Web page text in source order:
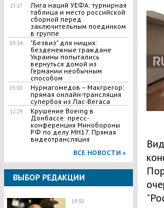
15:17
Лига наций УЕФА: турнирная
таблица и место российской
сборной перед
заключительным поединком
в группе
09:34
"Безвиз" для нищих:
безденежные граждане
Украины попытались
вернуться домой из
Германии необычным
способом
05:00
Нурмагомедов – Макгрегор:
прямая онлайн-трансляция
супербоя из Лас-Вегаса
12:29
Крушение Boeing в
Донбассе: пресс-
конференция Минобороны
РФ по делу МН17. Прямая
видеотрансляция
ВСЕ НОВОСТИ »
ВЫБОР РЕДАКЦИИ
19:30